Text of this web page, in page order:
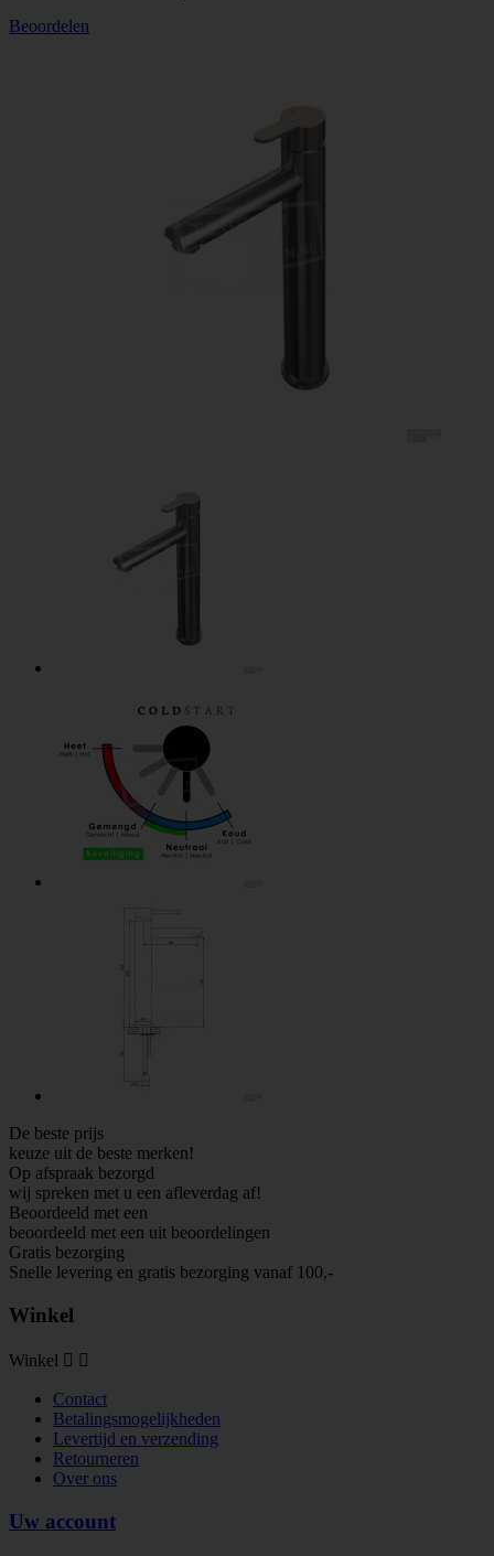
Beoordelen
De beste prijs
keuze uit de beste merken!
Op afspraak bezorgd
wij spreken met u een afleverdag af!
Beoordeeld met een
beoordeeld met een uit beoordelingen
Gratis bezorging
Snelle levering en gratis bezorging vanaf 100,-
Winkel
Winkel  
Contact
Betalingsmogelijkheden
Levertijd en verzending
Retourneren
Over ons
Uw account